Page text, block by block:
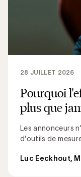
Pourquoi
plus que
Les annonceurs
d'outils de
28 JUILLET 2026
Luc Eeckhout,